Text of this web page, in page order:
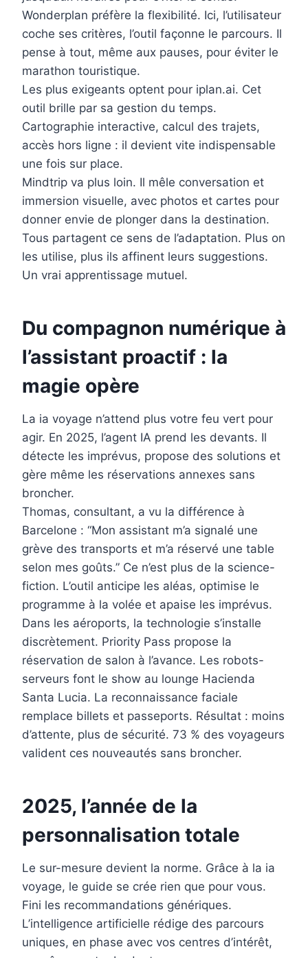
Wonderplan préfère la flexibilité. Ici, l’utilisateur
coche ses critères, l’outil façonne le parcours. Il
pense à tout, même aux pauses, pour éviter le
marathon touristique.
Les plus exigeants optent pour iplan.ai. Cet
outil brille par sa gestion du temps.
Cartographie interactive, calcul des trajets,
accès hors ligne : il devient vite indispensable
une fois sur place.
Mindtrip va plus loin. Il mêle conversation et
immersion visuelle, avec photos et cartes pour
donner envie de plonger dans la destination.
Tous partagent ce sens de l’adaptation. Plus on
les utilise, plus ils affinent leurs suggestions.
Un vrai apprentissage mutuel.
Du compagnon numérique à
l’assistant proactif : la
magie opère
La ia voyage n’attend plus votre feu vert pour
agir. En 2025, l’agent IA prend les devants. Il
détecte les imprévus, propose des solutions et
gère même les réservations annexes sans
broncher.
Thomas, consultant, a vu la différence à
Barcelone : “Mon assistant m’a signalé une
grève des transports et m’a réservé une table
selon mes goûts.” Ce n’est plus de la science-
fiction. L’outil anticipe les aléas, optimise le
programme à la volée et apaise les imprévus.
Dans les aéroports, la technologie s’installe
discrètement. Priority Pass propose la
réservation de salon à l’avance. Les robots-
serveurs font le show au lounge Hacienda
Santa Lucia. La reconnaissance faciale
remplace billets et passeports. Résultat : moins
d’attente, plus de sécurité. 73 % des voyageurs
valident ces nouveautés sans broncher.
2025, l’année de la
personnalisation totale
Le sur-mesure devient la norme. Grâce à la ia
voyage, le guide se crée rien que pour vous.
Fini les recommandations génériques.
L’intelligence artificielle rédige des parcours
uniques, en phase avec vos centres d’intérêt,